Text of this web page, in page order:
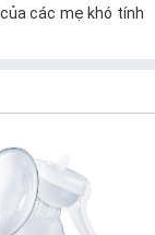
các mẹ khó tính